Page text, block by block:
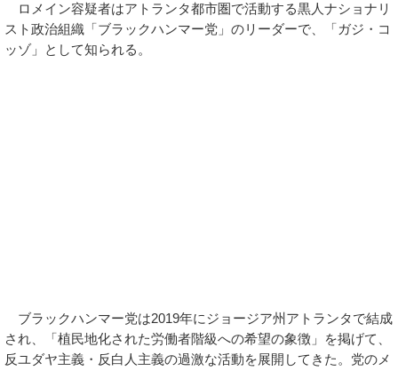
ロメイン容疑者はアトランタ都市圏で活動する黒人ナショナリ
スト政治組織「ブラックハンマー党」のリーダーで、「ガジ・コ
ッゾ」として知られる。
ブラックハンマー党は2019年にジョージア州アトランタで結成
され、「植民地化された労働者階級への希望の象徴」を掲げて、
反ユダヤ主義・反白人主義の過激な活動を展開してきた。党のメ